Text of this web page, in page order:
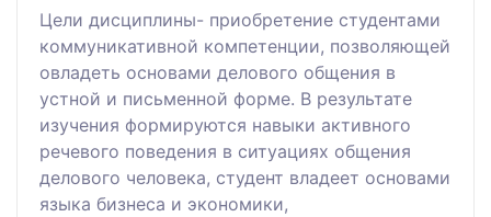
Цели дисциплины- приобретение студентами
коммуникативной компетенции, позволяющей
овладеть основами делового общения в
устной и письменной форме. В результате
изучения формируются навыки активного
речевого поведения в ситуациях общения
делового человека, студент владеет основами
языка бизнеса и экономики,